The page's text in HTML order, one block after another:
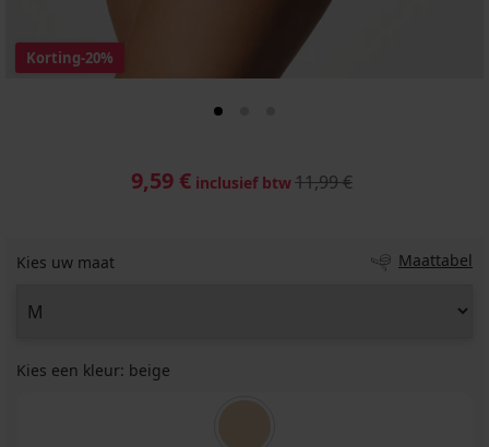
Korting-20%
9,59 € inclusief btw11,99 €
Kies uw maat Maattabel
Kies een kleur: beige